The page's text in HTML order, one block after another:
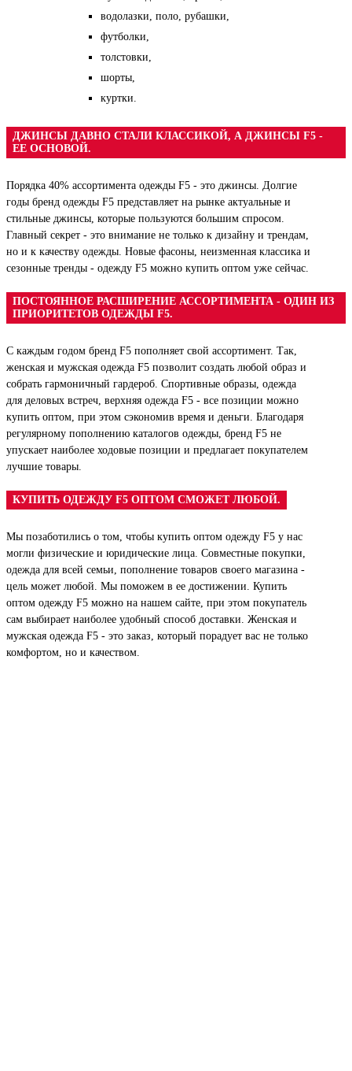
водолазки, поло, рубашки,
футболки,
толстовки,
шорты,
куртки.
ДЖИНСЫ ДАВНО СТАЛИ КЛАССИКОЙ, А ДЖИНСЫ F5 -
ЕЕ ОСНОВОЙ.
Порядка 40% ассортимента одежды F5 - это джинсы. Долгие
годы бренд одежды F5 представляет на рынке актуальные и
стильные джинсы, которые пользуются большим спросом.
Главный секрет - это внимание не только к дизайну и трендам,
но и к качеству одежды. Новые фасоны, неизменная классика и
сезонные тренды - одежду F5 можно купить оптом уже сейчас.
ПОСТОЯННОЕ РАСШИРЕНИЕ АССОРТИМЕНТА - ОДИН ИЗ
ПРИОРИТЕТОВ ОДЕЖДЫ F5.
С каждым годом бренд F5 пополняет свой ассортимент. Так,
женская и мужская одежда F5 позволит создать любой образ и
собрать гармоничный гардероб. Спортивные образы, одежда
для деловых встреч, верхняя одежда F5 - все позиции можно
купить оптом, при этом сэкономив время и деньги. Благодаря
регулярному пополнению каталогов одежды, бренд F5 не
упускает наиболее ходовые позиции и предлагает покупателем
лучшие товары.
КУПИТЬ ОДЕЖДУ F5 ОПТОМ СМОЖЕТ ЛЮБОЙ.
Мы позаботились о том, чтобы купить оптом одежду F5 у нас
могли физические и юридические лица. Совместные покупки,
одежда для всей семьи, пополнение товаров своего магазина -
цель может любой. Мы поможем в ее достижении. Купить
оптом одежду F5 можно на нашем сайте, при этом покупатель
сам выбирает наиболее удобный способ доставки. Женская и
мужская одежда F5 - это заказ, который порадует вас не только
комфортом, но и качеством.